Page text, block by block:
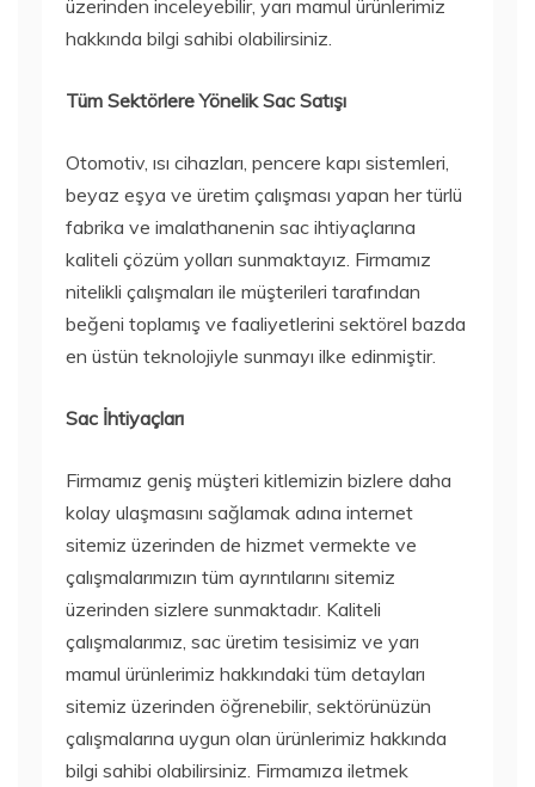
üzerinden inceleyebilir, yarı mamul ürünlerimiz
hakkında bilgi sahibi olabilirsiniz.
Tüm Sektörlere Yönelik Sac Satışı
Otomotiv, ısı cihazları, pencere kapı sistemleri,
beyaz eşya ve üretim çalışması yapan her türlü
fabrika ve imalathanenin sac ihtiyaçlarına
kaliteli çözüm yolları sunmaktayız. Firmamız
nitelikli çalışmaları ile müşterileri tarafından
beğeni toplamış ve faaliyetlerini sektörel bazda
en üstün teknolojiyle sunmayı ilke edinmiştir.
Sac İhtiyaçları
Firmamız geniş müşteri kitlemizin bizlere daha
kolay ulaşmasını sağlamak adına internet
sitemiz üzerinden de hizmet vermekte ve
çalışmalarımızın tüm ayrıntılarını sitemiz
üzerinden sizlere sunmaktadır. Kaliteli
çalışmalarımız, sac üretim tesisimiz ve yarı
mamul ürünlerimiz hakkındaki tüm detayları
sitemiz üzerinden öğrenebilir, sektörünüzün
çalışmalarına uygun olan ürünlerimiz hakkında
bilgi sahibi olabilirsiniz. Firmamıza iletmek